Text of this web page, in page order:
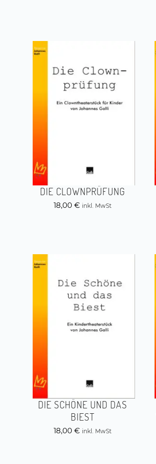
DIE CLOWNPRÜFUNG
18,00€ inkl. MwSt
DIE SCHÖNE UND DAS
BIEST
18,00€ inkl. MwSt